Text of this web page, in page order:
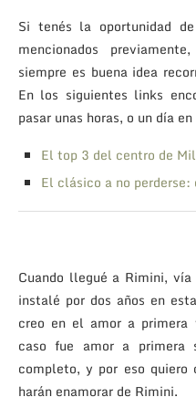
Si tenés la oportunidad
mencionados
siempre es buena idea
En los siguientes links
pasar unas horas, o un día
El top 3 del centro de
El clásico a no perderse:
Cuando llegué a Rimini,
instalé por dos años en
creo en el amor a primera
caso fue amor a primera
completo, y por eso
harán enamorar de Rimini.